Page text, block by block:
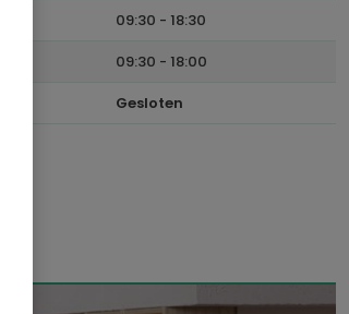
09:30 - 18:30
09:30 - 18:00
Gesloten